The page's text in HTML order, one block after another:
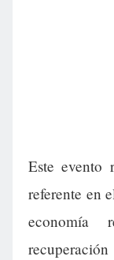
Este evento
referente en
economía